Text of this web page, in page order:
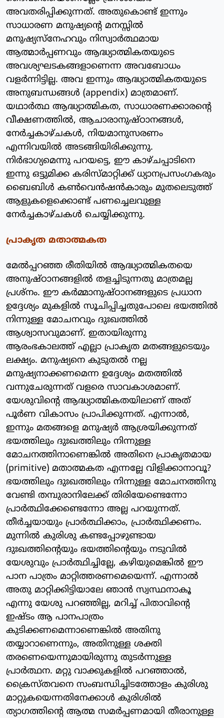
അവതരിപ്പിക്കുന്നത്. അതുകൊണ്ട് ഇന്നും
സാധാരണ മനുഷ്യന്റെ മനസ്സില്‍
മനുഷ്യസ്‌നേഹവും നിസ്വാര്‍ത്ഥമായ
ആത്മാര്‍പ്പണവും ആദ്ധ്യാത്മികതയുടെ
അവശ്യഘടകങ്ങളാണെന്ന അവബോധം
വളര്‍ന്നിട്ടില്ല. അവ ഇന്നും ആദ്ധ്യാത്മികതയുടെ
അനുബന്ധങ്ങള്‍ (appendix) മാത്രമാണ്.
യഥാര്‍ത്ഥ ആദ്ധ്യാത്മികത, സാധാരണക്കാരന്റെ
വീക്ഷണത്തില്‍, ആചാരാനുഷ്ഠാനങ്ങള്‍,
നേര്‍ച്ചകാഴ്ചകള്‍, നിയമാനുസരണം
എന്നിവയില്‍ അടങ്ങിയിരിക്കുന്നു.
നിര്‍ഭാഗ്യമെന്നു പറയട്ടെ, ഈ കാഴ്ചപ്പാടിനെ
ഇന്നു ഒട്ടുമിക്ക കരിസ്മാറ്റിക്ക് ധ്യാനപ്രസംഗകരും
ബൈബിള്‍ കണ്‍വെന്‍ഷന്‍കാരും മുതലെടുത്ത്
ആളുകളെക്കൊണ്ട് പണച്ചെലവുള്ള
നേര്‍ച്ചകാഴ്ചകള്‍ ചെയ്യിക്കുന്നു.
പ്രാകൃത മതാത്മകത
മേല്‍പ്പറഞ്ഞ രീതിയില്‍ ആദ്ധ്യാത്മികതയെ
അനുഷ്ഠാനങ്ങളില്‍ തളച്ചിടുന്നതു മാത്രമല്ല
പ്രശ്‌നം. ഈ കര്‍മ്മാനുഷ്ഠാനങ്ങളുടെ പ്രധാന
ഉദ്ദേശ്യം മുകളില്‍ സൂചിപ്പിച്ചതുപോലെ ഭയത്തില്‍
നിന്നുള്ള മോചനവും ദുഃഖത്തില്‍
ആശ്വാസവുമാണ്. ഇതായിരുന്നു
ആരംഭകാലത്ത് എല്ലാ പ്രാകൃത മതങ്ങളുടെയും
ലക്ഷ്യം. മനുഷ്യനെ കുടുതല്‍ നല്ല
മനുഷ്യനാക്കണമെന്ന ഉദ്ദേശ്യം മതത്തില്‍
വന്നുചേരുന്നത് വളരെ സാവകാശമാണ്.
യേശുവിന്റെ ആദ്ധ്യാത്മികതയിലാണ് അത്
പൂര്‍ണ വികാസം പ്രാപിക്കുന്നത്. എന്നാല്‍,
ഇന്നും മതങ്ങളെ മനുഷ്യര്‍ ആശ്രയിക്കുന്നത്
ഭയത്തിലും ദുഃഖത്തിലും നിന്നുള്ള
മോചനത്തിനാണെങ്കില്‍ അതിനെ പ്രാകൃതമായ
(primitive) മതാത്മകത എന്നല്ലേ വിളിക്കാനാവൂ?
ഭയത്തിലും ദുഃഖത്തിലും നിന്നുള്ള മോചനത്തിനു
വേണ്ടി തമ്പുരാനിലേക്ക് തിരിയേണ്ടെന്നോ
പ്രാര്‍ത്ഥിക്കേണ്ടെന്നോ അല്ല പറയുന്നത്.
തീര്‍ച്ചയായും പ്രാര്‍ത്ഥിക്കാം, പ്രാര്‍ത്ഥിക്കണം.
മുന്നില്‍ കുരിശു കണ്ടപ്പോഴുണ്ടായ
ദുഃഖത്തിന്റെയും ഭയത്തിന്റെയും നടുവില്‍
യേശുവും പ്രാര്‍ത്ഥിച്ചില്ലേ, കഴിയുമെങ്കില്‍ ഈ
പാന പാത്രം മാറ്റിത്തരണമെയെന്ന്. എന്നാല്‍
അതു മാറ്റിക്കിട്ടിയാലേ ഞാന്‍ സ്വസ്ഥനാകൂ
എന്നു യേശു പറഞ്ഞില്ല, മറിച്ച് പിതാവിന്റെ
ഇഷ്ടം ആ പാനപാത്രം
കുടിക്കണമെന്നാണെങ്കില്‍ അതിനു
തയ്യാറാണെന്നും, അതിനുള്ള ശക്തി
തരണെയെന്നുമായിരുന്നു തുടര്‍ന്നുള്ള
പ്രാര്‍ത്ഥന. മറ്റു വാക്കുകളില്‍ പറഞ്ഞാല്‍,
ക്രൈസ്തവനെ സംബന്ധിച്ചിടത്തോളം കുരിശു
മാറ്റുകയെന്നതിനേക്കാള്‍ കുരിശില്‍
ത്യാഗത്തിന്റെ ആത്മ സമര്‍പ്പണമായി തീരാനുള്ള